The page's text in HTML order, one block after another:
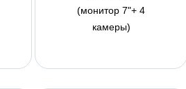
(монитор 7"+ 4
камеры)